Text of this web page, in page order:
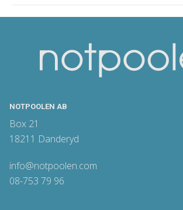
NOTPOOLEN AB
Box 21
18211 Danderyd
info@notpoolen.com
08-753 79 96